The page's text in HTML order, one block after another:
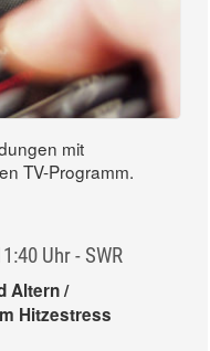
mit
TV-Programm.
Uhr - SWR
Altern /
Hitzestress